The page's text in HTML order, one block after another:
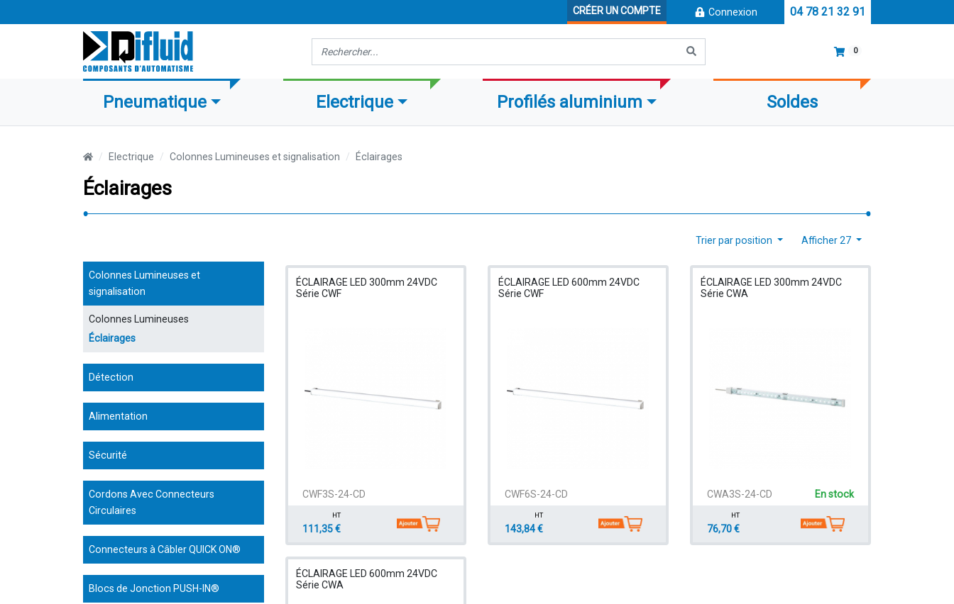
CRÉER UN COMPTE Connexion 04 78 21 32 91
Recherche 0
Pneumatique Electrique Profilés aluminium Soldes
Electrique Colonnes Lumineuses et signalisation Éclairages
Éclairages
Colonnes Lumineuses et
signalisation
Colonnes Lumineuses
Éclairages
Détection
Alimentation
Sécurité
Cordons Avec Connecteurs
Circulaires
Connecteurs à Câbler QUICK ON®
Blocs de Jonction PUSH-IN®
Afficher 27
Trier par position
ÉCLAIRAGE LED 300mm 24VDC
Série CWF
CWF3S-24-CD
HT
111,35 €
ÉCLAIRAGE LED 600mm 24VDC
Série CWF
CWF6S-24-CD
HT
143,84 €
ÉCLAIRAGE LED 300mm 24VDC
Série CWA
CWA3S-24-CD En stock
HT
76,70 €
ÉCLAIRAGE LED 600mm 24VDC
Série CWA